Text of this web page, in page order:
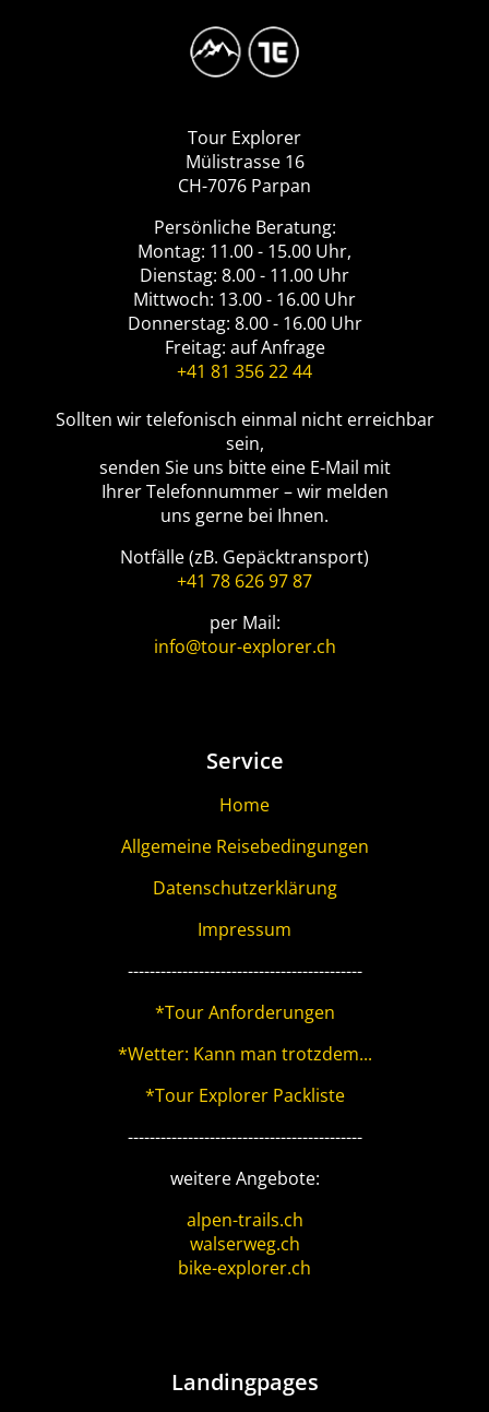
Image
ExplorerTour Explorer
Mülistrasse 16
CH-7076 Parpan
Persönliche Beratung:
Montag: 11.00 - 15.00 Uhr,
Dienstag: 8.00 - 11.00 Uhr
Mittwoch: 13.00 - 16.00 Uhr
Donnerstag: 8.00 - 16.00 Uhr
Freitag: auf Anfrage
+41 81 356 22 44
Sollten wir telefonisch einmal nicht erreichbar
sein,
senden Sie uns bitte eine E-Mail mit
Ihrer Telefonnummer – wir melden
uns gerne bei Ihnen.
Notfälle (zB. Gepäcktransport)
+41 78 626 97 87
per Mail:
info@tour-explorer.ch
Service
Home
Allgemeine Reisebedingungen
Datenschutzerklärung
Impressum
-------------------------------------------
*Tour Anforderungen
*Wetter: Kann man trotzdem...
*Tour Explorer Packliste
-------------------------------------------
weitere Angebote:
alpen-trails.ch
walserweg.ch
bike-explorer.ch
Landingpages